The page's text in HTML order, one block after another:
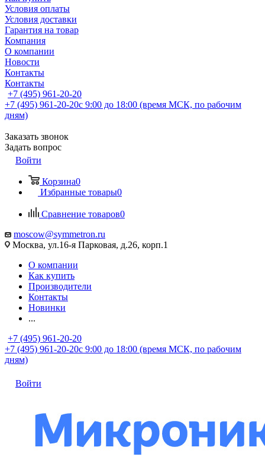
Условия оплаты
Условия доставки
Гарантия на товар
Компания
О компании
Новости
Контакты
Контакты
+7 (495) 961-20-20
+7 (495) 961-20-20с 9:00 до 18:00 (время МСК, по рабочим
дням)
Заказать звонок
Задать вопрос
Войти
Корзина0
Избранные товары0
Сравнение товаров0
moscow@symmetron.ru
Москва, ул.16-я Парковая, д.26, корп.1
О компании
Как купить
Производители
Контакты
Новинки
...
+7 (495) 961-20-20
+7 (495) 961-20-20с 9:00 до 18:00 (время МСК, по рабочим
дням)
Войти